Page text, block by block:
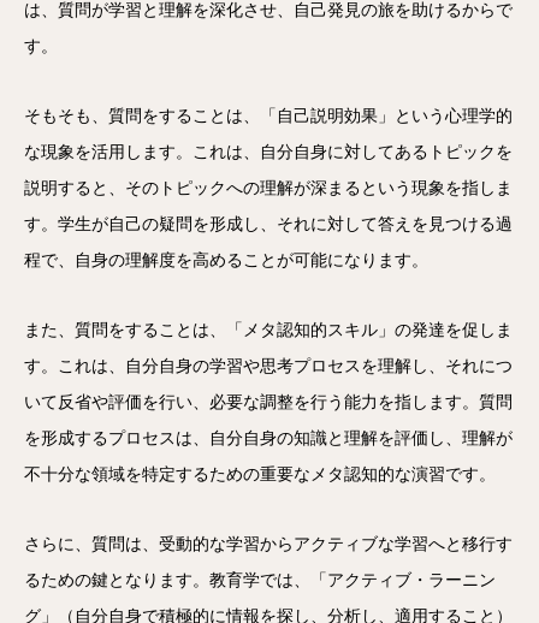
は、質問が学習と理解を深化させ、自己発見の旅を助けるからで
す。
そもそも、質問をすることは、「自己説明効果」という心理学的
な現象を活用します。これは、自分自身に対してあるトピックを
説明すると、そのトピックへの理解が深まるという現象を指しま
す。学生が自己の疑問を形成し、それに対して答えを見つける過
程で、自身の理解度を高めることが可能になります。
また、質問をすることは、「メタ認知的スキル」の発達を促しま
す。これは、自分自身の学習や思考プロセスを理解し、それにつ
いて反省や評価を行い、必要な調整を行う能力を指します。質問
を形成するプロセスは、自分自身の知識と理解を評価し、理解が
不十分な領域を特定するための重要なメタ認知的な演習です。
さらに、質問は、受動的な学習からアクティブな学習へと移行す
るための鍵となります。教育学では、「アクティブ・ラーニン
グ」（自分自身で積極的に情報を探し、分析し、適用すること）